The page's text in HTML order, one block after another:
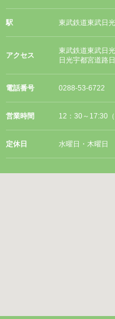
駅 東武鉄道東武日
アクセス
東武鉄道東武日
日光宇都宮道路
電話番号 0288-53-6722
営業時間 12：30～17:30
定休日 水曜日・木曜日